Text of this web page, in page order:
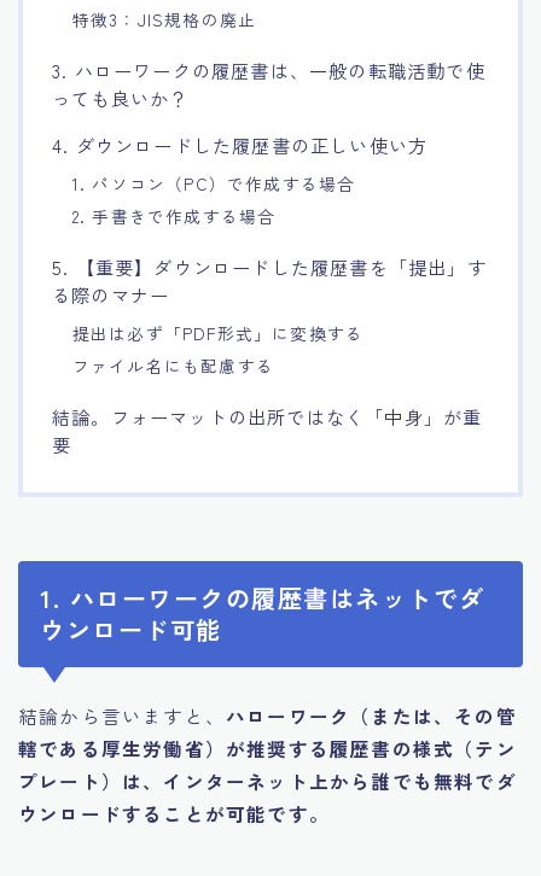
特徴3：JIS規格の廃止
3. ハローワークの履歴書は、一般の転職活動で使
っても良いか？
4. ダウンロードした履歴書の正しい使い方
1. パソコン（PC）で作成する場合
2. 手書きで作成する場合
5. 【重要】ダウンロードした履歴書を「提出」す
る際のマナー
提出は必ず「PDF形式」に変換する
ファイル名にも配慮する
結論。フォーマットの出所ではなく「中身」が重
要
1. ハローワークの履歴書はネットでダ
ウンロード可能
結論から言いますと、 ハローワーク（または、その管
轄である厚生労働省）が推奨する履歴書の様式（テン
プレート）は、インターネット上から誰でも無料でダ
ウンロードすることが可能です。